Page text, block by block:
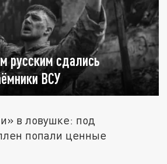
русским сдались
ВСУ
в ловушке: под
попали ценные